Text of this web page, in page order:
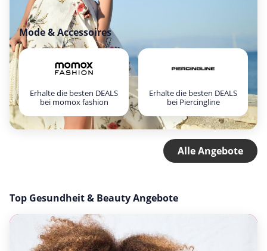
Mode & Accessoires
Erhalte die besten DEALS
bei momox fashion
Erhalte die besten DEALS
bei Piercingline
Alle Angebote
Top Gesundheit & Beauty Angebote